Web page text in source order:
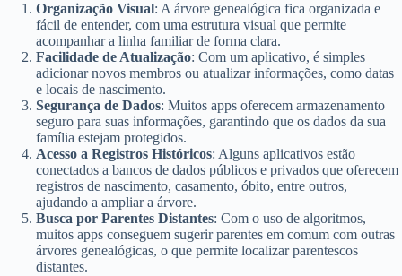
Organização Visual: A árvore genealógica fica organizada e
fácil de entender, com uma estrutura visual que permite
acompanhar a linha familiar de forma clara.
Facilidade de Atualização: Com um aplicativo, é simples
adicionar novos membros ou atualizar informações, como datas
e locais de nascimento.
Segurança de Dados: Muitos apps oferecem armazenamento
seguro para suas informações, garantindo que os dados da sua
família estejam protegidos.
Acesso a Registros Históricos: Alguns aplicativos estão
conectados a bancos de dados públicos e privados que oferecem
registros de nascimento, casamento, óbito, entre outros,
ajudando a ampliar a árvore.
Busca por Parentes Distantes: Com o uso de algoritmos,
muitos apps conseguem sugerir parentes em comum com outras
árvores genealógicas, o que permite localizar parentescos
distantes.